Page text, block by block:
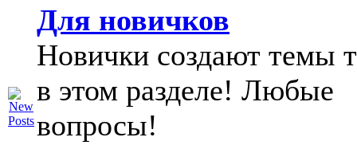
Для новичков
Новички создают темы
в этом разделе! Любые
вопросы!